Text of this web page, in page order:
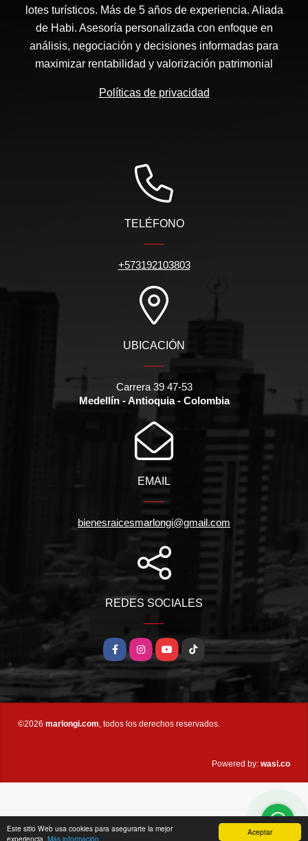
Aceptar
Este sitio Web usa cookies para asegurarte la mejor
experiencia. Más información
lotes turísticos. Más de 5 años de experiencia. Aliada
de Habi. Asesoría personalizada con enfoque en
análisis, negociación y decisiones informadas para
maximizar rentabilidad y valorización patrimonial
Políticas de privacidad
TELÉFONO
+573192103803
UBICACIÓN
Carrera 39 47-53
Medellín - Antioquia - Colombia
EMAIL
bienesraicesmarlongi@gmail.com
REDES SOCIALES
FacebookInstagramYouTubeTikTok
©2026 marlongi.com, todos los derechos reservados.
Powered by: wasi.co